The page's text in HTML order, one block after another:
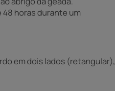
horas durante um
em dois lados (retangular),